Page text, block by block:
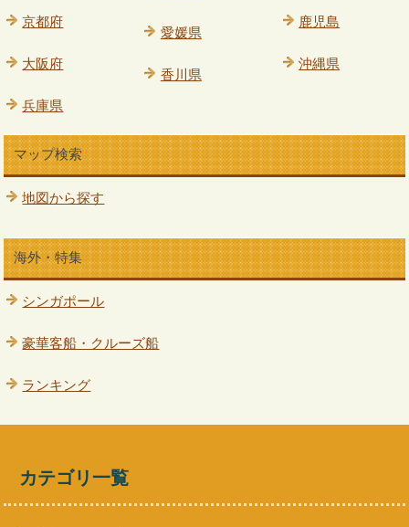
京都府
大阪府
兵庫県
愛媛県
香川県
鹿児島
沖縄県
マップ検索
地図から探す
海外・特集
シンガポール
豪華客船・クルーズ船
ランキング
カテゴリ一覧